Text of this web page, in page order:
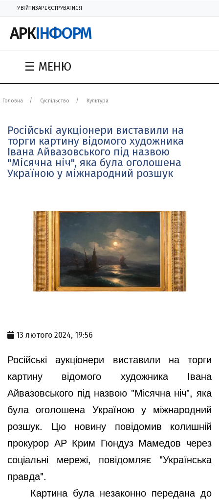
УВІЙТИЗАРЕЄСТРУВАТИСЯ
АРКІНФОРМ
☰ МЕНЮ
Головна Суспільство Культура
Російські аукціонери виставили на
торги картину відомого художника
Івана Айвазовського під назвою
"Місячна ніч", яка була оголошена
Україною у міжнародний розшук
13 лютого 2024, 19:56
Російські аукціонери виставили на торги
картину відомого художника Івана
Айвазовського під назвою "Місячна ніч", яка
була оголошена Україною у міжнародний
розшук. Цю новину повідомив колишній
прокурор АР Крим Гюндуз Мамедов через
соціальні мережі, повідомляє "Українська
правда".
Картина була незаконно передана до